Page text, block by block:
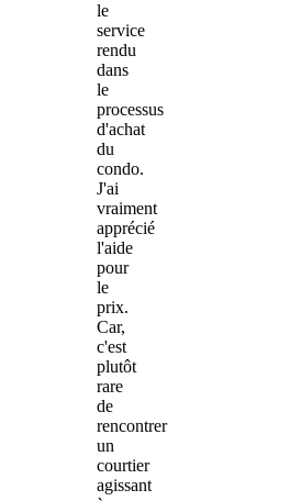
le
service
rendu
dans
le
processus
d'achat
du
condo.
J'ai
vraiment
apprécié
l'aide
pour
le
prix.
Car,
c'est
plutôt
rare
de
rencontrer
un
courtier
agissant